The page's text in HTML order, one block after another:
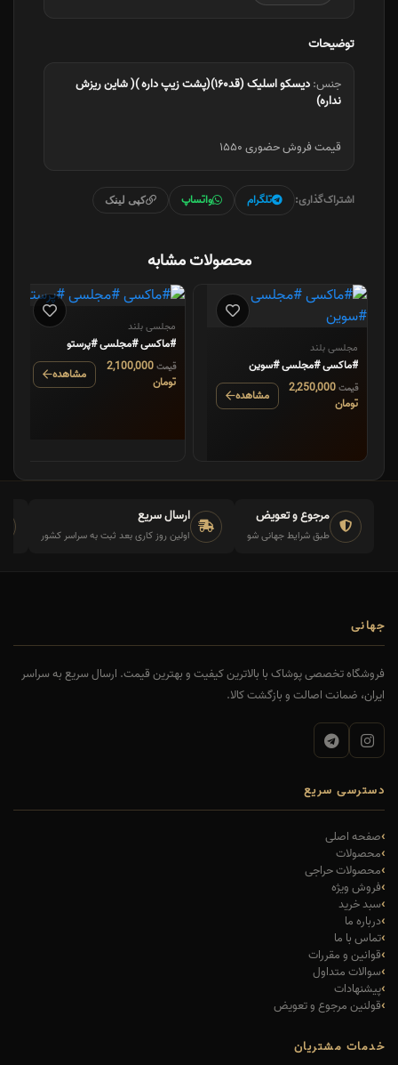
توضیحات
جنس:
دیسکو اسلیک (قد۱۶۰)(پشت زیپ داره )( شاین ریزش
نداره)
قیمت فروش حضوری ۱۵۵۰
اشتراک‌گذاری: تلگرام واتساپ کپی لینک
محصولات مشابه
مجلسی بلند
#ماکسی #مجلسی #سوین
قیمت2,250,000
تومان
مشاهده
مجلسی بلند
#ماکسی #مجلسی #پرستو
قیمت 2,100,000
تومان
مشاهده
مرجوع و تعویض
طبق شرایط جهانی شو
ارسال سریع
اولین روز کاری بعد ثبت به سراسر کشور
جهانی
فروشگاه تخصصی پوشاک با بالاترین کیفیت و بهترین قیمت. ارسال سریع به سراسر
ایران، ضمانت اصالت و بازگشت کالا.
دسترسی سریع
صفحه اصلی
محصولات
محصولات حراجی
فروش ویژه
سبد خرید
درباره ما
تماس با ما
قوانین و مقررات
سوالات متداول
پیشنهادات
قولنین مرجوع و تعویض
خدمات مشتریان